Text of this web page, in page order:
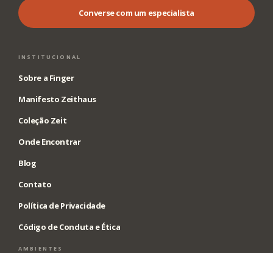
Converse com um especialista
INSTITUCIONAL
Sobre a Finger
Manifesto Zeithaus
Coleção Zeit
Onde Encontrar
Blog
Contato
Política de Privacidade
Código de Conduta e Ética
AMBIENTES